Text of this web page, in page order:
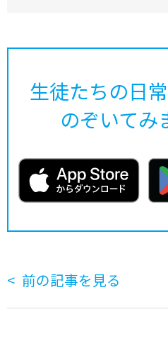
生徒たちの日
のぞいてみ
前の記事を見る